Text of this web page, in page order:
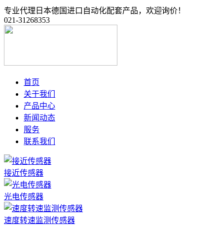
专业代理日本德国进口自动化配套产品，欢迎询价！
021-31268353
首页
关于我们
产品中心
新闻动态
服务
联系我们
接近传感器
光电传感器
速度转速监测传感器